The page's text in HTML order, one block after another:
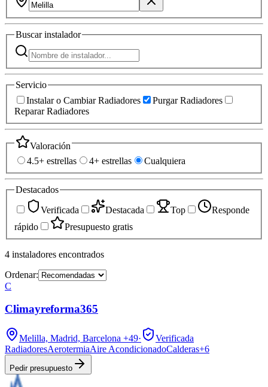
Buscarinstalador
Servicio
Instalar o Cambiar Radiadores
Purgar Radiadores
Reparar Radiadores
Valoración
4.5+ estrellas
4+ estrellas Cualquiera
Destacados
Verificada
Destacada Top
Responde
rápido
Presupuesto gratis
4 instaladores encontrados
Ordenar:
C
Climayreforma365
Melilla, Madrid, Barcelona +49·
Verificada
RadiadoresAerotermiaAire AcondicionadoCalderas+6
Pedir presupuesto